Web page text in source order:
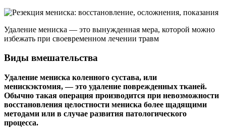
Удаление мениска — это вынужденная мера, которой можно
избежать при своевременном лечении травм
Виды вмешательства
Удаление мениска коленного сустава, или
менискэктомия, — это удаление поврежденных тканей.
Обычно такая операция производится при невозможности
восстановления целостности мениска более щадящими
методами или в случае развития патологического
процесса.